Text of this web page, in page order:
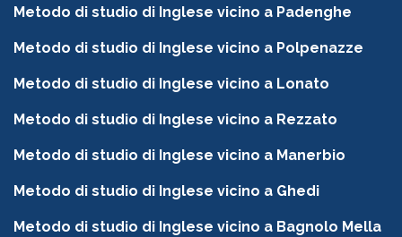
Metodo di studio di Inglese vicino a Padenghe
Metodo di studio di Inglese vicino a Polpenazze
Metodo di studio di Inglese vicino a Lonato
Metodo di studio di Inglese vicino a Rezzato
Metodo di studio di Inglese vicino a Manerbio
Metodo di studio di Inglese vicino a Ghedi
Metodo di studio di Inglese vicino a Bagnolo Mella